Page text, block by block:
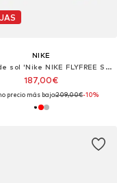
NIKE
Gafas de sol 'Nike NIKE FLYFREE SOAR EV24001 Matte volt/infrared mir/clear 59/15/130 MAN Sunglasses'
187,00€
precio más bajo:209,00€-10%